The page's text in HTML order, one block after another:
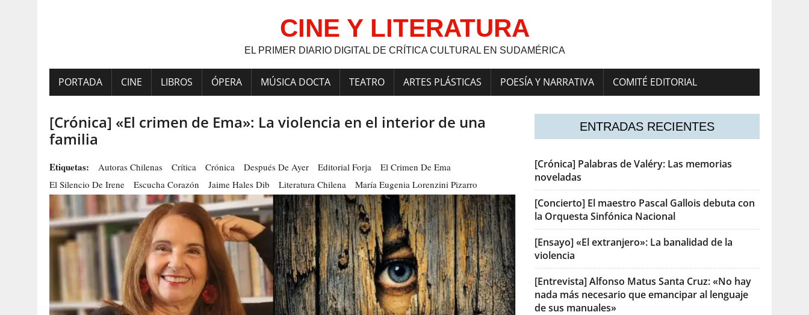
CINE Y LITERATURA
EL PRIMER DIARIO DIGITAL DE CRÍTICA CULTURAL EN SUDAMÉRICA
PORTADA CINE LIBROS ÓPERA MÚSICA DOCTA TEATRO ARTES PLÁSTICAS POESÍA Y NARRATIVA COMITÉ EDITORIAL
[Crónica] «El crimen de Ema»: La violencia en el interior de una
familia
Etiquetas: Autoras Chilenas Crítica Crónica Después De Ayer Editorial Forja
El Crimen De Ema
El Silencio De Irene
Escucha Corazón Jaime Hales Dib Literatura Chilena María Eugenia Lorenzini Pizarro
ENTRADAS RECIENTES
[Crónica] Palabras de Valéry: Las memorias
noveladas
[Concierto] El maestro Pascal Gallois debuta con
la Orquesta Sinfónica Nacional
[Ensayo] «El extranjero»: La banalidad de la
violencia
[Entrevista] Alfonso Matus Santa Cruz: «No hay
nada más necesario que emancipar al lenguaje
de sus manuales»